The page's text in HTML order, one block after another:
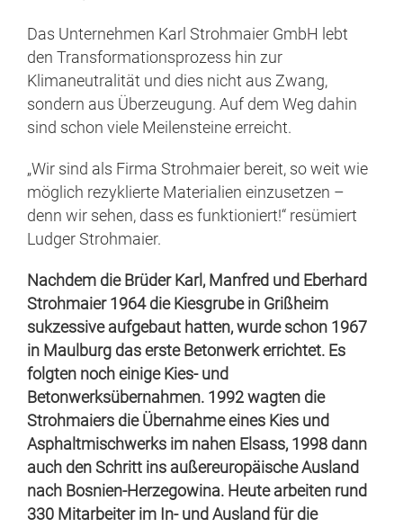
Das Unternehmen Karl Strohmaier GmbH lebt
den Transformationsprozess hin zur
Klimaneutralität und dies nicht aus Zwang,
sondern aus Überzeugung. Auf dem Weg dahin
sind schon viele Meilensteine erreicht.
„Wir sind als Firma Strohmaier bereit, so weit wie
möglich rezyklierte Materialien einzusetzen –
denn wir sehen, dass es funktioniert!“ resümiert
Ludger Strohmaier.
Nachdem die Brüder Karl, Manfred und Eberhard
Strohmaier 1964 die Kiesgrube in Grißheim
sukzessive aufgebaut hatten, wurde schon 1967
in Maulburg das erste Betonwerk errichtet. Es
folgten noch einige Kies- und
Betonwerksübernahmen. 1992 wagten die
Strohmaiers die Übernahme eines Kies und
Asphaltmischwerks im nahen Elsass, 1998 dann
auch den Schritt ins außereuropäische Ausland
nach Bosnien-Herzegowina. Heute arbeiten rund
330 Mitarbeiter im In- und Ausland für die